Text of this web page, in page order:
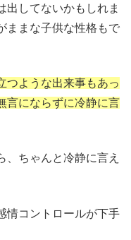
出してないかもしれま
ままな子供な性格もで
つような出来事もあっ
言にならずに冷静に言
、ちゃんと冷静に言え
情コントロールが下手